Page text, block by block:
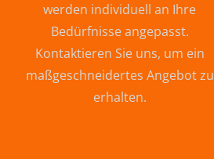
werden individuell an Ihre
Bedürfnisse angepasst.
Kontaktieren Sie uns, um ein
maßgeschneidertes Angebot zu
erhalten.